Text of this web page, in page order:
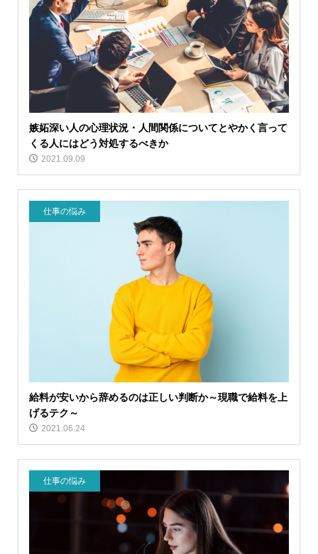
嫉妬深い人の心理状況・人間関係についてとやかく言って
くる人にはどう対処するべきか
2021.09.09
仕事の悩み
給料が安いから辞めるのは正しい判断か～現職で給料を上
げるテク～
2021.06.24
仕事の悩み